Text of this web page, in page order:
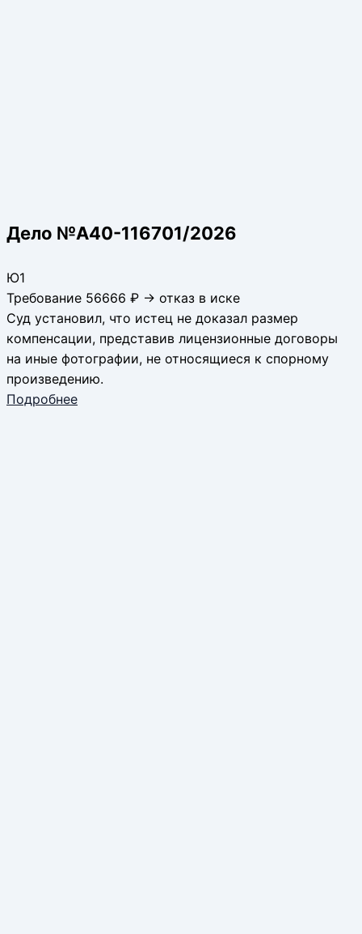
Дело №А40-116701/2026
Ю1
Требование 56666 ₽ → отказ в иске
Суд установил, что истец не доказал размер
компенсации, представив лицензионные договоры
на иные фотографии, не относящиеся к спорному
произведению.
Подробнее